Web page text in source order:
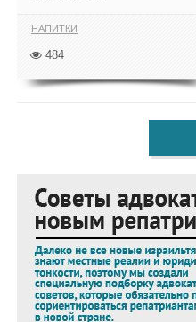
НАПИТКИ
484